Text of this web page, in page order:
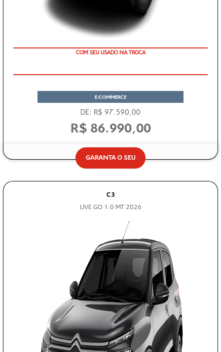
COM SEU USADO NA TROCA
E-COMMERCE
DE: R$ 97.590,00
R$ 86.990,00
GARANTA O SEU
C3
LIVE GO 1.0 MT 2026